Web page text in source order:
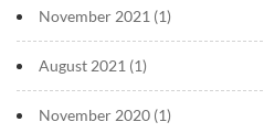
November 2021 (1)
August 2021 (1)
November 2020 (1)